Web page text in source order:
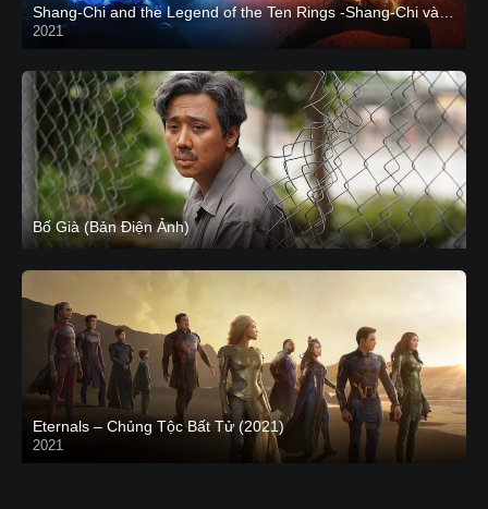
2021
CAM
Bố Già (Bản Điện Ảnh)
Eternals – Chủng Tộc Bất Tử (2021)
2021
Trailer